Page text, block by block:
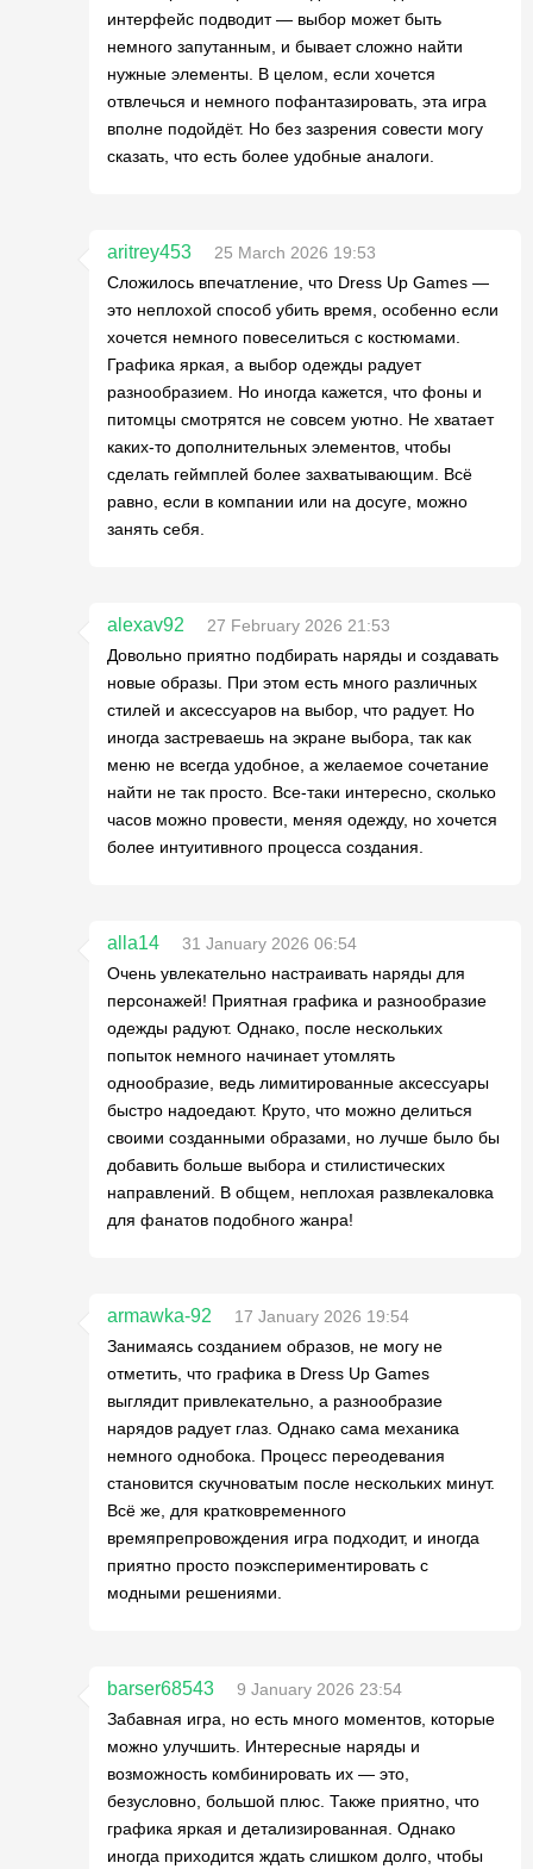
интерфейс подводит — выбор может быть
немного запутанным, и бывает сложно найти
нужные элементы. В целом, если хочется
отвлечься и немного пофантазировать, эта игра
вполне подойдёт. Но без зазрения совести могу
сказать, что есть более удобные аналоги.
aritrey453
25 March 2026 19:53
Сложилось впечатление, что Dress Up Games —
это неплохой способ убить время, особенно если
хочется немного повеселиться с костюмами.
Графика яркая, а выбор одежды радует
разнообразием. Но иногда кажется, что фоны и
питомцы смотрятся не совсем уютно. Не хватает
каких-то дополнительных элементов, чтобы
сделать геймплей более захватывающим. Всё
равно, если в компании или на досуге, можно
занять себя.
alexav92
27 February 2026 21:53
Довольно приятно подбирать наряды и создавать
новые образы. При этом есть много различных
стилей и аксессуаров на выбор, что радует. Но
иногда застреваешь на экране выбора, так как
меню не всегда удобное, а желаемое сочетание
найти не так просто. Все-таки интересно, сколько
часов можно провести, меняя одежду, но хочется
более интуитивного процесса создания.
alla14
31 January 2026 06:54
Очень увлекательно настраивать наряды для
персонажей! Приятная графика и разнообразие
одежды радуют. Однако, после нескольких
попыток немного начинает утомлять
однообразие, ведь лимитированные аксессуары
быстро надоедают. Круто, что можно делиться
своими созданными образами, но лучше было бы
добавить больше выбора и стилистических
направлений. В общем, неплохая развлекаловка
для фанатов подобного жанра!
armawka-92
17 January 2026 19:54
Занимаясь созданием образов, не могу не
отметить, что графика в Dress Up Games
выглядит привлекательно, а разнообразие
нарядов радует глаз. Однако сама механика
немного однобока. Процесс переодевания
становится скучноватым после нескольких минут.
Всё же, для кратковременного
времяпрепровождения игра подходит, и иногда
приятно просто поэкспериментировать с
модными решениями.
barser68543
9 January 2026 23:54
Забавная игра, но есть много моментов, которые
можно улучшить. Интересные наряды и
возможность комбинировать их — это,
безусловно, большой плюс. Также приятно, что
графика яркая и детализированная. Однако
иногда приходится ждать слишком долго, чтобы